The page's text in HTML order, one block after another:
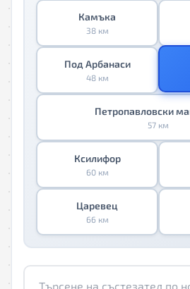
Камъка
38 км
Под Арбанаси
48 км
Петропавловски
57 км
Ксилифор
60 км
Царевец
66 км